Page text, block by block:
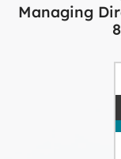
Managing